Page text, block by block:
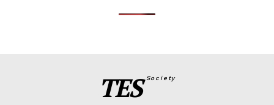
TES Society